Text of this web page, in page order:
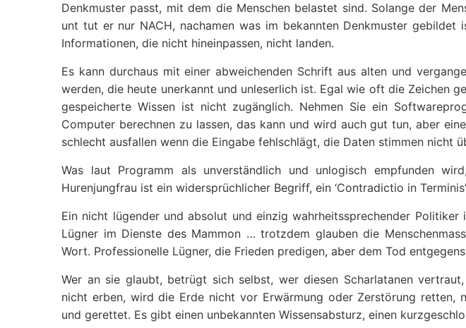
Denkmuster passt, mit dem die Menschen belastet sind. Solange der
unt tut er nur NACH, nachamen was im bekannten Denkmuster gebildet
Informationen, die nicht hineinpassen, nicht landen.
Es kann durchaus mit einer abweichenden Schrift aus alten und
werden, die heute unerkannt und unleserlich ist. Egal wie oft die Zeichen
gespeicherte Wissen ist nicht zugänglich. Nehmen Sie ein
Computer berechnen zu lassen, das kann und wird auch gut tun, aber
schlecht ausfallen wenn die Eingabe fehlschlägt, die Daten stimmen nicht
Was laut Programm als unverständlich und unlogisch empfunden
Hurenjungfrau ist ein widersprüchlicher Begriff, ein ‘Contradictio in
Ein nicht lügender und absolut und einzig wahrheitssprechender
Lügner im Dienste des Mammon … trotzdem glauben die
Wort. Professionelle Lügner, die Frieden predigen, aber dem Tod
Wer an sie glaubt, betrügt sich selbst, wer diesen Scharlatanen
nicht erben, wird die Erde nicht vor Erwärmung oder Zerstörung retten,
und gerettet. Es gibt einen unbekannten Wissensabsturz, einen